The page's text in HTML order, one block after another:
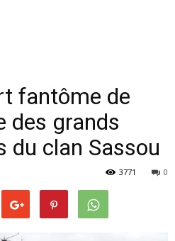
fantôme de
des grands
du clan Sassou
0
3771